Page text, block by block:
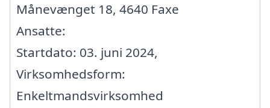
Månevænget 18, 4640 Faxe
Ansatte:
Startdato: 03. juni 2024,
Virksomhedsform:
Enkeltmandsvirksomhed